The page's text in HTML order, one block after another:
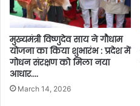
मुख्यमंत्री विष्णुदेव साय ने गौधाम
योजना का किया शुभारंभ : प्रदेश में
गोधन संरक्षण को मिला नया
आधार….
March 14, 2026